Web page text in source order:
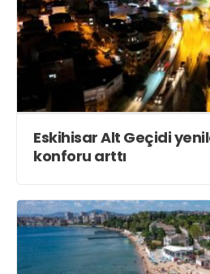
Eskihisar Alt Geçidi
konforu arttı